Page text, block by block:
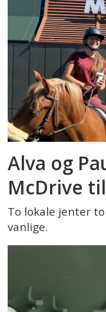
Alva og
McDrive
To lokale jenter
vanlige.